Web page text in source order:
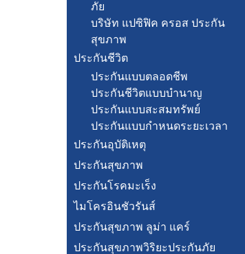
ภัย
บริษัท แปซิฟิค ครอส ประกัน
สุขภาพ
ประกันชีวิต
ประกันแบบตลอดชีพ
ประกันชีวิตแบบบำนาญ
ประกันแบบสะสมทรัพย์
ประกันแบบกำหนดระยะเวลา
ประกันอุบัติเหตุ
ประกันสุขภาพ
ประกันโรคมะเร็ง
ไมโครอินชัวรันส์
ประกันสุขภาพ ลูม่า แคร์
ประกันสุขภาพวิริยะประกันภัย